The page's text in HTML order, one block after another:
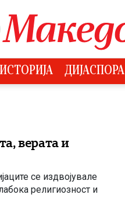
ИСТОРИЈА ДИЈАСПОРА
верата и
се издвојувале
религиозност и